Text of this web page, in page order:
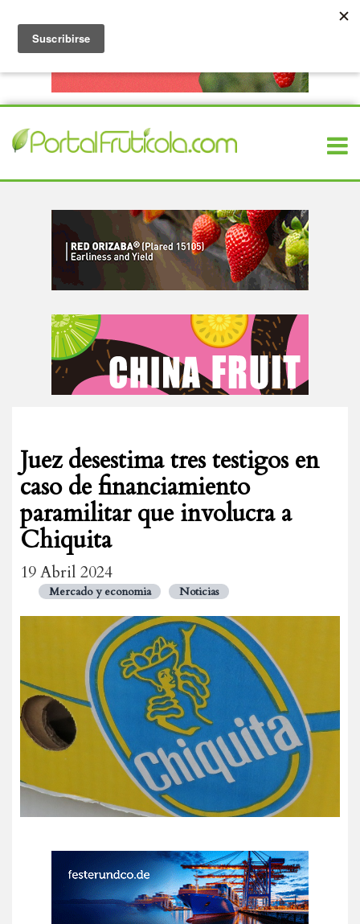
Juez desestima tres testigos en
caso de financiamiento
paramilitar que involucra a
Chiquita
19 Abril 2024
Mercado y economia Noticias